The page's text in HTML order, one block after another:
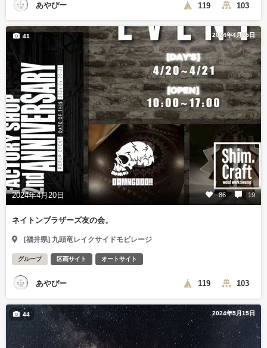
あやぴー 119 103
2024年4月25日
2024年4月20日 86 19
41
ネイトンブラザーズ友の会。
[福井県] 九頭竜レイクサイドモビレージ
グループ 区画サイト オートサイト
あやぴー 119 103
2024年5月15日
44